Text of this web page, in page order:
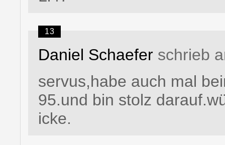
13
Daniel Schaefer schrieb
servus,habe auch mal
95.und bin stolz
icke.